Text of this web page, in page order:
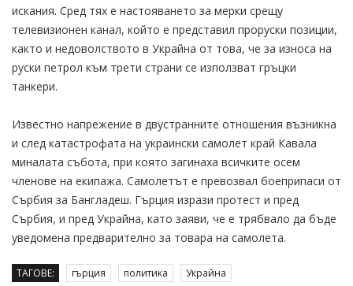
искания. Сред тях е настояването за мерки срещу
телевизионен канал, който е представил проруски позиции,
както и недоволството в Украйна от това, че за износа на
руски петрол към трети страни се използват гръцки
танкери.
Известно напрежение в двустранните отношения възникна
и след катастрофата на украински самолет край Кавала
миналата събота, при която загинаха всичките осем
членове на екипажа. Самолетът е превозвал боеприпаси от
Сърбия за Бангладеш. Гърция изрази протест и пред
Сърбия, и пред Украйна, като заяви, че е трябвало да бъде
уведомена предварително за товара на самолета.
ТАГОВЕ: гърция политика Украйна